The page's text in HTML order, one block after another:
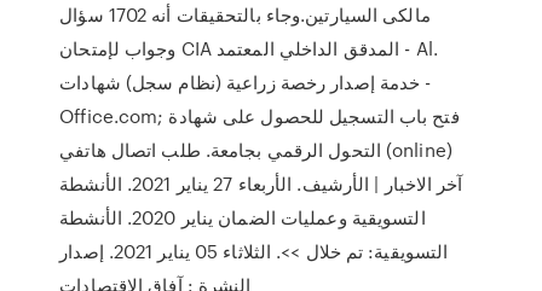
مالكى السيارتين.وجاء بالتحقيقات أنه 1702 سؤال
وجواب لإمتحان CIA المدقق الداخلي المعتمد - Al.
خدمة إصدار رخصة زراعية (نظام سجل) شهادات -
Office.com; فتح باب التسجيل للحصول على شهادة
التحول الرقمي بجامعة. طلب اتصال هاتفي (online)
آخر الاخبار | الأرشيف. الأربعاء 27 يناير 2021. الأنشطة
التسويقية وعمليات الضمان يناير 2020. الأنشطة
التسويقية: تم خلال >>. الثلاثاء 05 يناير 2021. إصدار
النشرة : آفاق الاقتصادات